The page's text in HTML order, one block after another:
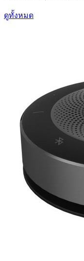
ดูทั้งหมด